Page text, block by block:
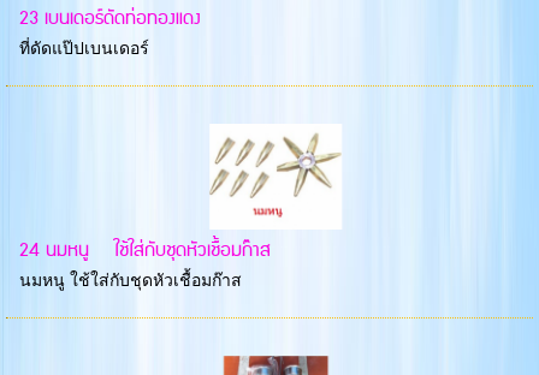
23 เบนเดอร์ดัดท่อทองแดง
ที่ดัดแป๊ปเบนเดอร์
24 นมหนู ใช้ใส่กับชุดหัวเชื้อมก๊าส
นมหนู ใช้ใส่กับชุดหัวเชื้อมก๊าส